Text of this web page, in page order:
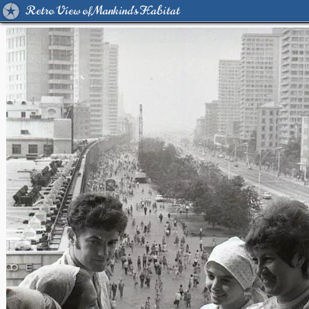
Retro View of Mankind's Habitat